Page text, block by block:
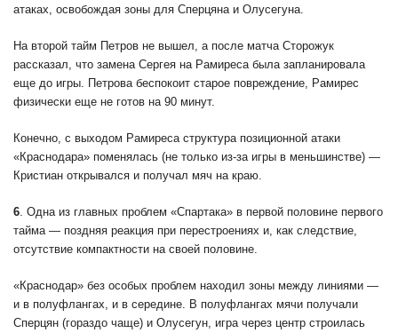
атаках, освобождая зоны для Сперцяна и Олусегуна.
На второй тайм Петров не вышел, а после матча Сторожук
рассказал, что замена Сергея на Рамиреса была запланировала
еще до игры. Петрова беспокоит старое повреждение, Рамирес
физически еще не готов на 90 минут.
Конечно, с выходом Рамиреса структура позиционной атаки
«Краснодара» поменялась (не только из-за игры в меньшинстве) —
Кристиан открывался и получал мяч на краю.
6 . Одна из главных проблем «Спартака» в первой половине первого
тайма — поздняя реакция при перестроениях и, как следствие,
отсутствие компактности на своей половине.
«Краснодар» без особых проблем находил зоны между линиями —
и в полуфлангах, и в середине. В полуфлангах мячи получали
Сперцян (гораздо чаще) и Олусегун, игра через центр строилась